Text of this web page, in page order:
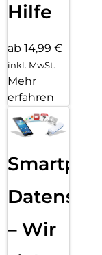
Hilfe
ab 14,99 €
inkl. MwSt.
Mehr
erfahren
– Wir